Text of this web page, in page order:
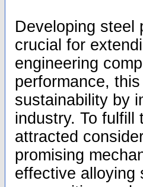
Developing steel
crucial for
engineering
performance,
sustainability by
industry. To fulfill
attracted
promising
effective alloying